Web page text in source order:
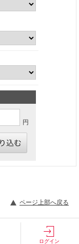
円
ページ上部へ戻る
ログイン